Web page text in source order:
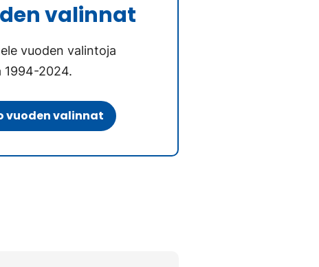
valinnat
vuoden valintoja
1994-2024.
vuoden valinnat